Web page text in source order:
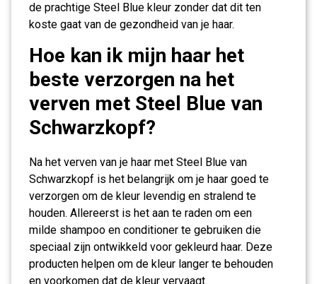
de prachtige Steel Blue kleur zonder dat dit ten
koste gaat van de gezondheid van je haar.
Hoe kan ik mijn haar het
beste verzorgen na het
verven met Steel Blue van
Schwarzkopf?
Na het verven van je haar met Steel Blue van
Schwarzkopf is het belangrijk om je haar goed te
verzorgen om de kleur levendig en stralend te
houden. Allereerst is het aan te raden om een
milde shampoo en conditioner te gebruiken die
speciaal zijn ontwikkeld voor gekleurd haar. Deze
producten helpen om de kleur langer te behouden
en voorkomen dat de kleur vervaagt.